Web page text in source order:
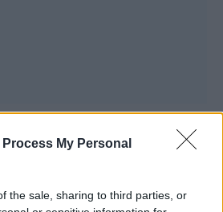
Process My Personal
the sale, sharing to third parties, or
11/2025